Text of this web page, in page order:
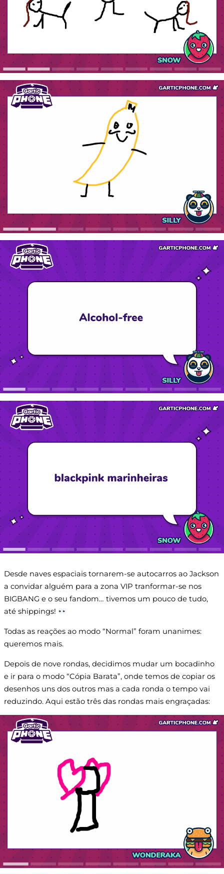
Desde naves espaciais tornarem-se autocarros ao Jackson
a convidar alguém para a zona VIP tranformar-se nos
BIGBANG e o seu fandom… tivemos um pouco de tudo,
até shippings!
Todas as reações ao modo “Normal” foram unanimes:
queremos mais.
Depois de nove rondas, decidimos mudar um bocadinho
e ir para o modo “Cópia Barata”, onde temos de copiar os
desenhos uns dos outros mas a cada ronda o tempo vai
reduzindo. Aqui estão três das rondas mais engraçadas: